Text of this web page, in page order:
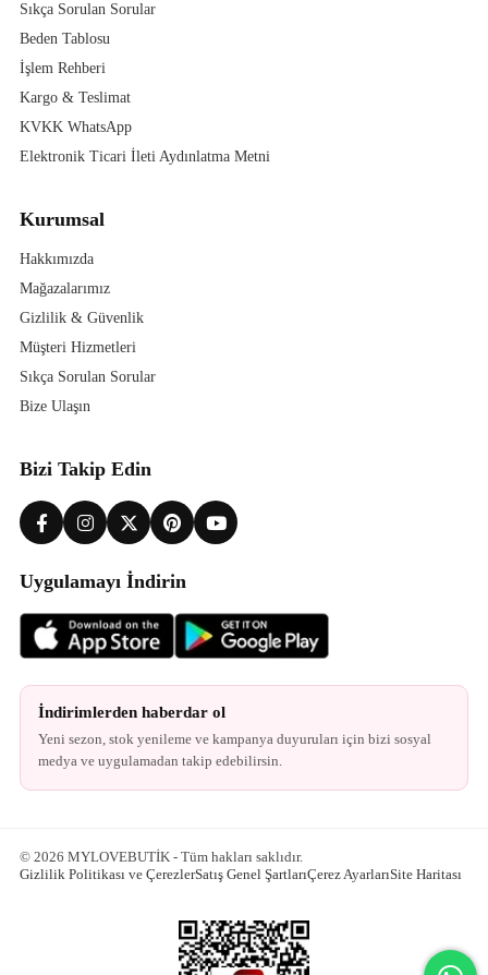
Sıkça Sorulan Sorular
Beden Tablosu
İşlem Rehberi
Kargo & Teslimat
KVKK WhatsApp
Elektronik Ticari İleti Aydınlatma Metni
Kurumsal
Hakkımızda
Mağazalarımız
Gizlilik & Güvenlik
Müşteri Hizmetleri
Sıkça Sorulan Sorular
Bize Ulaşın
Bizi Takip Edin
Uygulamayı İndirin
İndirimlerden haberdar ol
Yeni sezon, stok yenileme ve kampanya duyuruları için bizi sosyal
medya ve uygulamadan takip edebilirsin.
© 2026 MYLOVEBUTİK - Tüm hakları saklıdır.
Gizlilik Politikası ve ÇerezlerSatış Genel ŞartlarıÇerez AyarlarıSite Haritası